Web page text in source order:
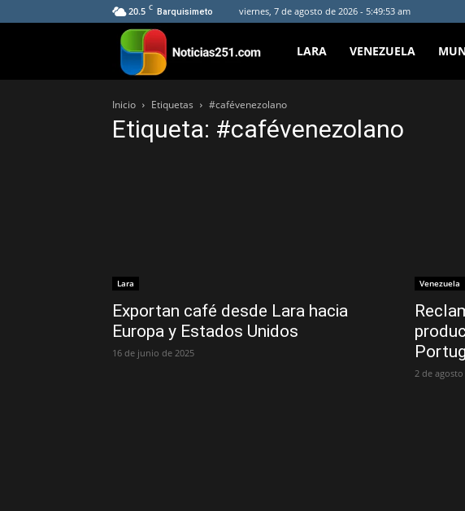
20.5 C Barquisimeto viernes, 7 de agosto de 2026 - 5:49:53 am
Noticias251
LARA VENEZUELA
Inicio Etiquetas #cafévenezolano
Etiqueta: #cafévenezolano
Lara
Exportan café desde Lara hacia
Europa y Estados Unidos
16 de junio de 2025
Venezuela
2 de